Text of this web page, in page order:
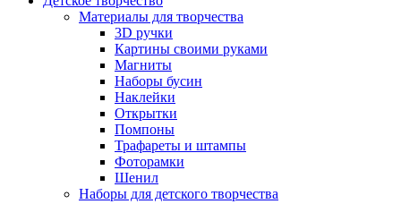
Материалы для творчества
3D ручки
Картины своими руками
Магниты
Наборы бусин
Наклейки
Открытки
Помпоны
Трафареты и штампы
Фоторамки
Шенил
Наборы для детского творчества